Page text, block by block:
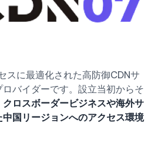
スに最適化された高防御CDNサ
バイダーです。設立当初からそ
クロスボーダービジネスや海外サ
国リージョンへのアクセス環境